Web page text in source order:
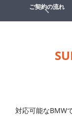
ご契約の流れ
対応可能なBMW